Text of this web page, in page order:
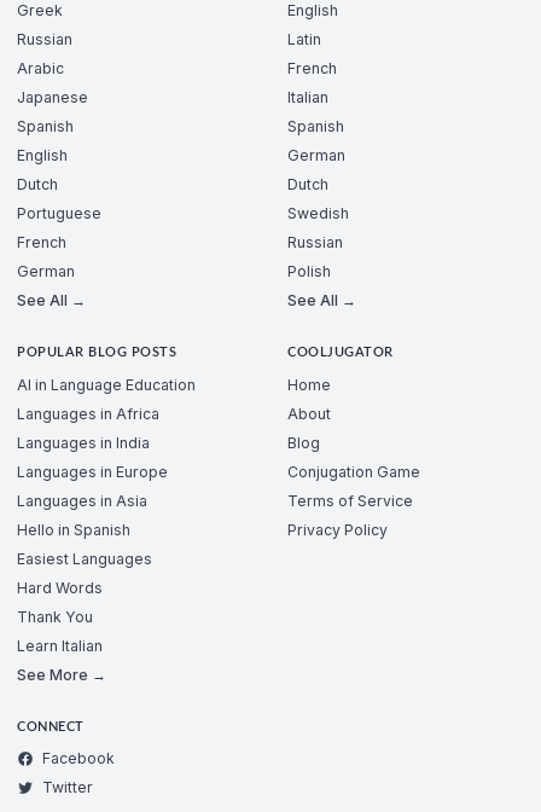
Greek
Russian
Arabic
Japanese
Spanish
English
Dutch
Portuguese
French
German
See All →
English
Latin
French
Italian
Spanish
German
Dutch
Swedish
Russian
Polish
See All →
POPULAR BLOG POSTS
AI in Language Education
Languages in Africa
Languages in India
Languages in Europe
Languages in Asia
Hello in Spanish
Easiest Languages
Hard Words
Thank You
Learn Italian
See More →
COOLJUGATOR
Home
About
Blog
Conjugation Game
Terms of Service
Privacy Policy
CONNECT
Facebook
Twitter